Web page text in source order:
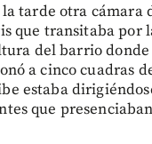
la tarde otra cámara
que transitaba por
del barrio
a cinco cuadras
estaba
que